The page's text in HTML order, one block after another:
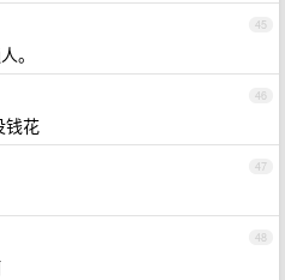
45
。
46
钱花
47
48